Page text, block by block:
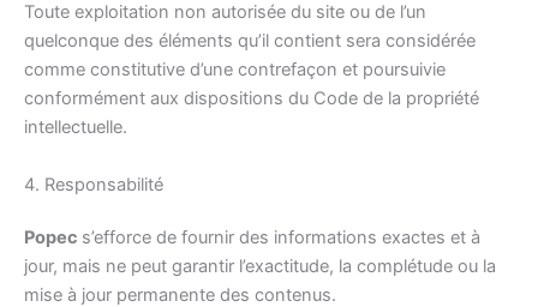
Toute exploitation non autorisée du site ou de l’un
quelconque des éléments qu’il contient sera considérée
comme constitutive d’une contrefaçon et poursuivie
conformément aux dispositions du Code de la propriété
intellectuelle.
4. Responsabilité
Popec s’efforce de fournir des informations exactes et à
jour, mais ne peut garantir l’exactitude, la complétude ou la
mise à jour permanente des contenus.